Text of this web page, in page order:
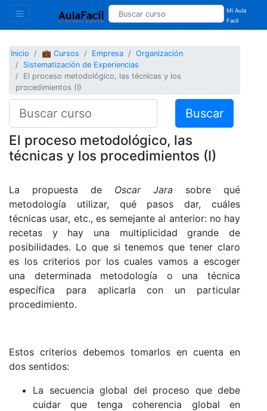
Mi Aula
Facil
Inicio 💼 Cursos Empresa
Organización
Sistematización de Experiencias
El proceso metodológico, las técnicas y los
procedimientos (I)
Buscar
El proceso metodológico, las
técnicas y los procedimientos (I)
La propuesta de Oscar Jara sobre qué
metodología utilizar, qué pasos dar, cuáles
técnicas usar, etc., es semejante al anterior: no hay
recetas y hay una multiplicidad grande de
posibilidades. Lo que si tenemos que tener claro
es los criterios por los cuales vamos a escoger
una determinada metodología o una técnica
específica para aplicarla con un particular
procedimiento.
Estos criterios debemos tomarlos en cuenta en
dos sentidos:
La secuencia global del proceso que debe
cuidar que tenga coherencia global en